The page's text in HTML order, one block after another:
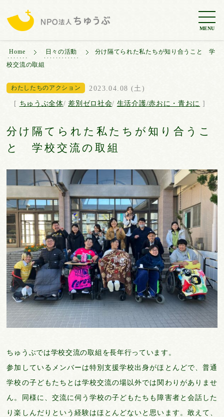
MENU
Home 日々の活動
分け隔てられた私たちが知り合うこと 学
校交流の取組
わたしたちのアクション
2023.04.08 (土)
[ ちゅうぶ全体/ 差別ゼロ社会/ 生活介護/赤おに・青おに ]
分け隔てられた私たちが知り合うこ
と 学校交流の取組
ちゅうぶでは学校交流の取組を長年行っています。
参加しているメンバーは特別支援学校出身がほとんどで、普通
学校の子どもたちとは学校交流の場以外では関わりがありませ
ん。同様に、交流に伺う学校の子どもたちも障害者と会話した
り楽しんだりという経験はほとんどないと思います。敢えて、